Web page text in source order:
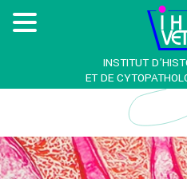
INSTITUT
ET DE